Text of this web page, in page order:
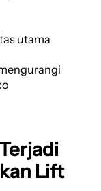
utama
Lift